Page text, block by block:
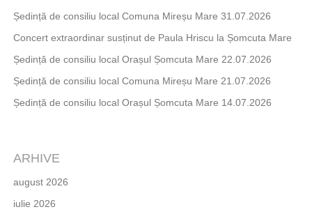
Ședință de consiliu local Comuna Mireșu Mare 31.07.2026
Concert extraordinar susținut de Paula Hriscu la Șomcuta Mare
Ședință de consiliu local Orașul Șomcuta Mare 22.07.2026
Ședință de consiliu local Comuna Mireșu Mare 21.07.2026
Ședință de consiliu local Orașul Șomcuta Mare 14.07.2026
ARHIVE
august 2026
iulie 2026